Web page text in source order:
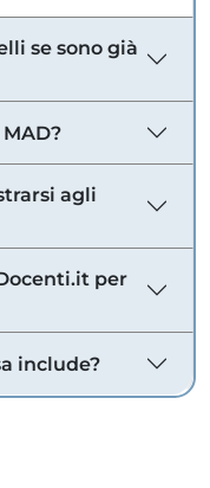
se sono già
agli
per
include?